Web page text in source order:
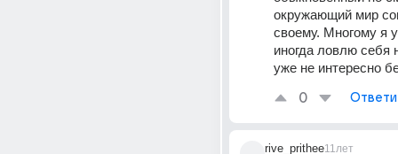
окружающий мир
своему. Многому я
иногда ловлю себя
уже не интересно
0
rive_prithee11лет